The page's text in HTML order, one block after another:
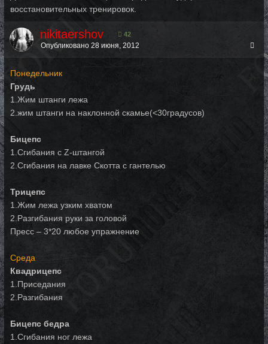
восстановительных тренировок.
nikitaershov 42
Опубликовано 28 июня, 2012
Понедельник
Грудь
1.Жим штанги лежа
2.жим штанги на наклонной скамье(<30градусов)
Бицепс
1.Сгибания с Z-штангой
2.Сгибания на лавке Скотта с гантелью
Трицепс
1.Жим лежа узким хватом
2.Разгибания руки за головой
Пресс – 3*20 любое упражнение
Среда
Квадрицепс
1.Приседания
2.Разгибания
Бицепс бедра
1.Сгибания ног лежа